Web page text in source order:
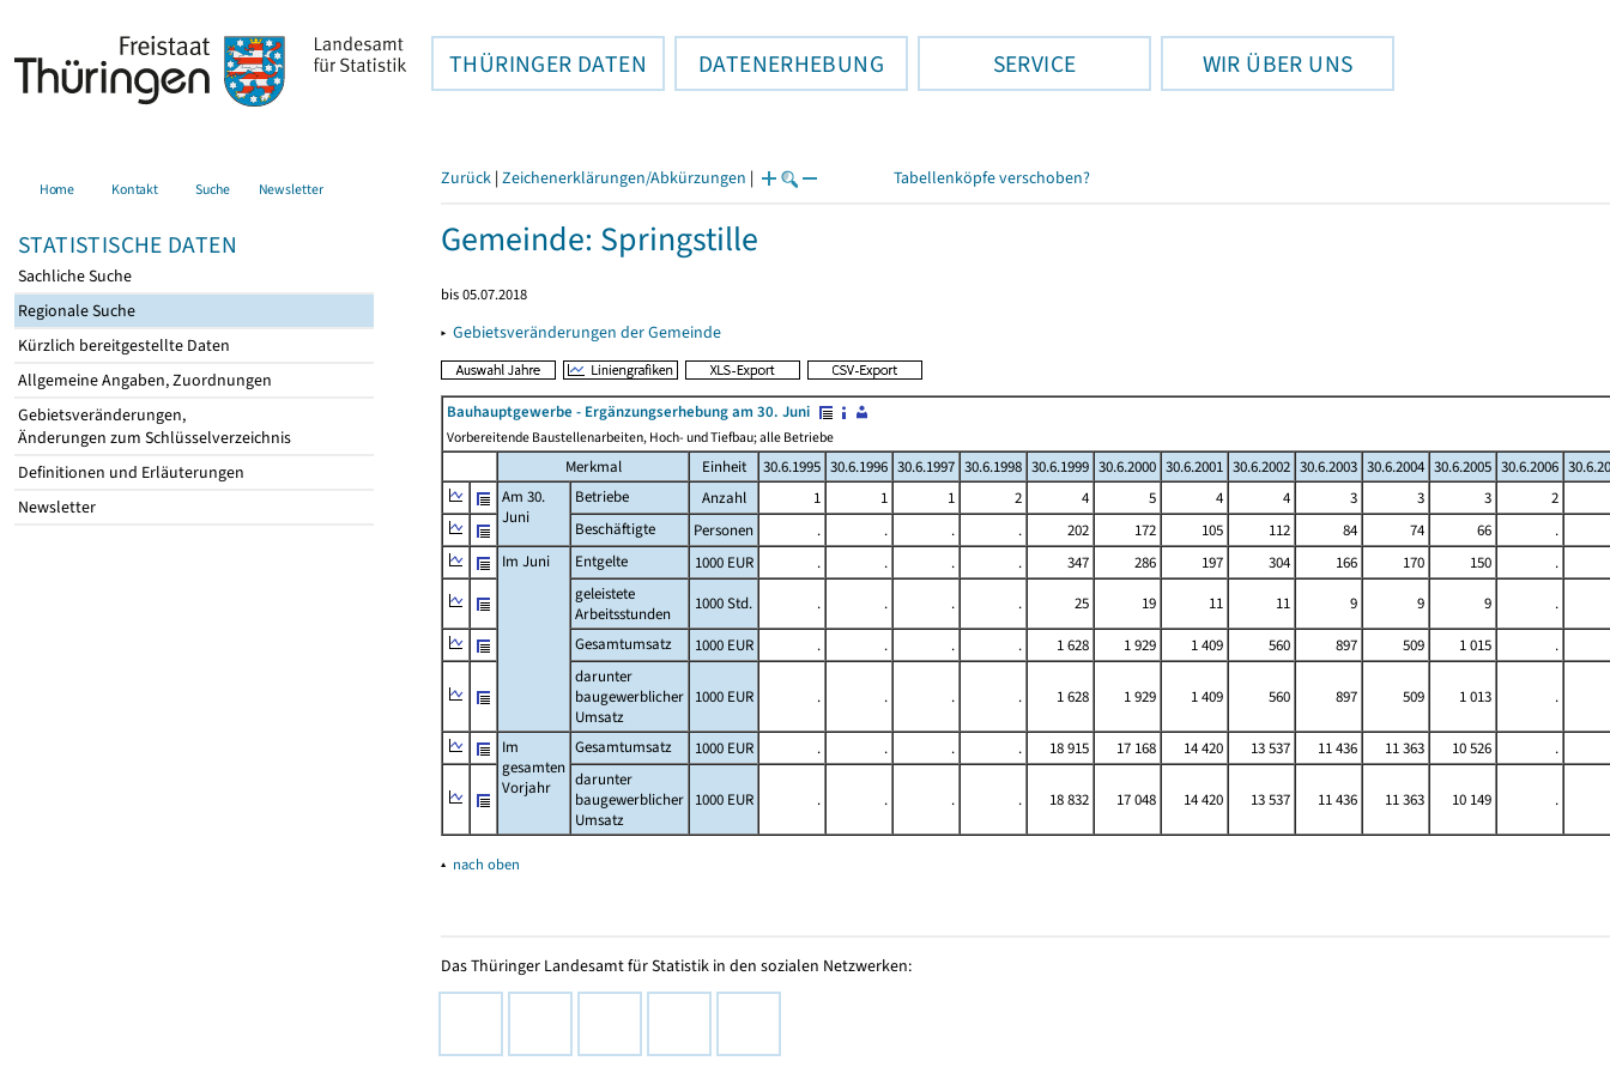
THÜRINGER DATEN DATENERHEBUNG SERVICE WIR ÜBER UNS
Home Kontakt Suche Newsletter
STATISTISCHE DATEN
Sachliche Suche
Regionale Suche
Kürzlich bereitgestellte Daten
Allgemeine Angaben, Zuordnungen
Gebietsveränderungen,
Änderungen zum Schlüsselverzeichnis
Definitionen und Erläuterungen
Newsletter
Zurück | Zeichenerklärungen/Abkürzungen | Tabellenköpfe verschoben?
Gemeinde: Springstille
bis 05.07.2018
▸ Gebietsveränderungen der Gemeinde
Bauhauptgewerbe - Ergänzungserhebung am 30. Juni
Vorbereitende Baustellenarbeiten, Hoch- und Tiefbau; alle Betriebe
Merkmal Einheit 30.6.1995 30.6.1996 30.6.1997 30.6.1998 30.6.1999 30.6.2000 30.6.2001 30.6.2002 30.6.2003 30.6.2004 30.6.2005 30.6.2006
Am 30.
Juni
Betriebe Anzahl 1 1 1 2 4 5 4 4 3 3 3
2
Beschäftigte
Personen . . . . 202 172 105 112 84 74 66
.
Im Juni
Entgelte 1000 EUR . . . . 347 286 197 304 166 170 150
.
geleistete
Arbeitsstunden
1000 Std. . . . . 25 19 11 11 9 9 9
.
Gesamtumsatz
1000 EUR . . . . 1 628 1 929 1 409 560 897 509 1 015
.
darunter
baugewerblicher
Umsatz
1000 EUR . . . . 1 628 1 929 1 409 560 897 509 1 013 .
Im
gesamten
Vorjahr
Gesamtumsatz 1000 EUR . . . . 18 915 17 168 14 420 13 537 11 436 11 363 10 526
.
darunter
baugewerblicher
Umsatz
1000 EUR . . . . 18 832 17 048 14 420 13 537 11 436 11 363 10 149 .
▴ nach oben
Das Thüringer Landesamt für Statistik in den sozialen Netzwerken: